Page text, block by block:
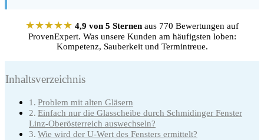
★★★★★ 4,9 von 5 Sternen aus 770 Bewertungen auf
ProvenExpert. Was unsere Kunden am häufigsten loben:
Kompetenz, Sauberkeit und Termintreue.
Inhaltsverzeichnis
Problem mit alten Gläsern
Einfach nur die Glasscheibe durch Schmidinger Fenster
Linz-Oberösterreich auswechseln?
Wie wird der U-Wert des Fensters ermittelt?